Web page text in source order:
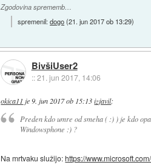
Zgodovina sprememb…
spremenil:dogo(21. jun 2017 ob 13:29)
BivšiUser2
::21. jun 2017, 14:06
okica11 je 9. jun 2017 ob 15:13 izjavil:
Preden kdo umre od smeha ( :) ) je kdo
Windowsphone :) ?
Na mrtvaku služijo:https://